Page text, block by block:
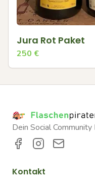
Jura Rot Paket
250 €
Dein Social
Kontakt